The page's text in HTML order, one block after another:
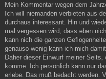
r
a
Mein Kommentar wegen dem
Ich will niemanden verbieten aus
durchaus interessant. Hin und
mal vergessen wird, dass eben
kann nich die ganzen
genauso wenig kann ich mich
Daher dieser Einwurf meiner
komme. Ich persönlich kann nur
erlebe. Das muß bedacht werden.